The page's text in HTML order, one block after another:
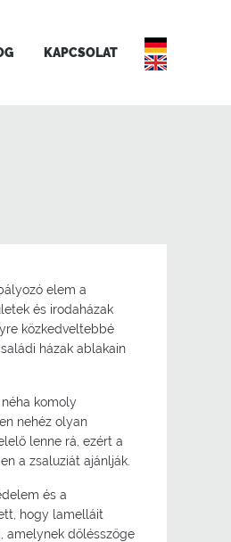
KAPCSOLAT
elem a
és irodaházak
közkedveltebbé
házak ablakain
komoly
nehéz olyan
lenne rá, ezért a
a zsaluziát ajánlják.
és a
hogy lamelláit
amelynek dőlésszöge